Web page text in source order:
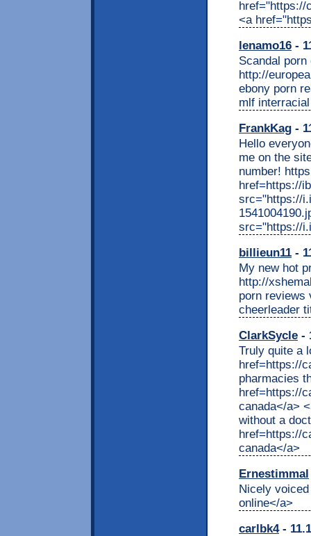
href="https://
<a
lenamo16 -
Scandal
http://
ebony porn
mlf
FrankKag -
Hello
me on the
number!
href=https://
src="https://
src="https://
billieun11 -
My new hot
http://
porn reviews
cheerleader
ClarkSycle -
Truly quite a
href=https://
pharmacies
href=https://
canada</a>
without a
href=https://
canada</a>
Ernestimmal
Nicely
online</a>
carlbk4-